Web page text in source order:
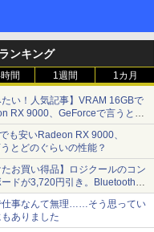
ンキング
間 1週間 1カ月
たい！人気記事】VRAM 16GBで
RX 9000、GeForceで言うとど
？ - PC Watch
も安いRadeon RX 9000、
とどのぐらいの性能？
たお買い得品】ロジクールのコン
ドが3,720円引き。Bluetoothで3
仕事なんて無理……そう思ってい
ありました